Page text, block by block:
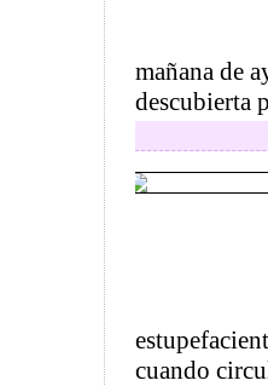
mañana de
descubierta
cuando